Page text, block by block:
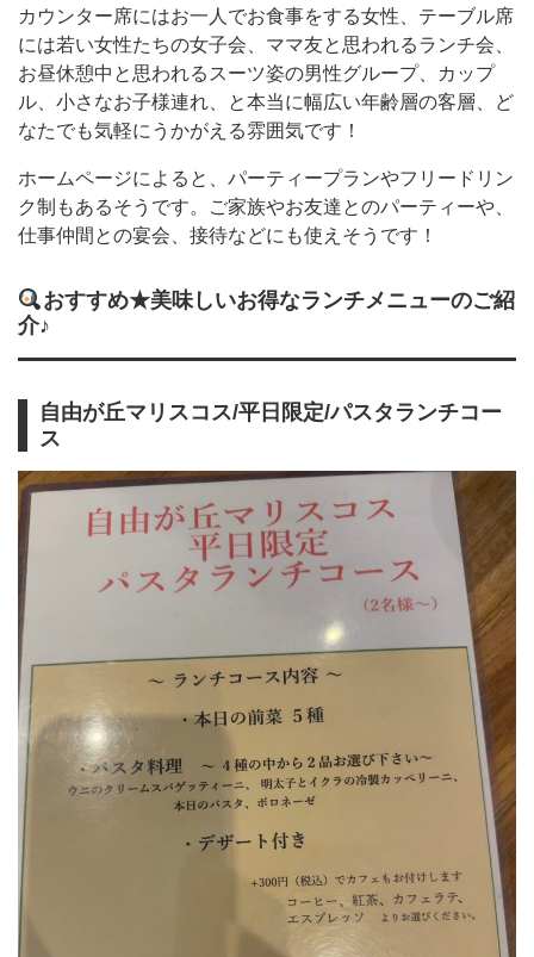
カウンター席にはお一人でお食事をする女性、テーブル席
には若い女性たちの女子会、ママ友と思われるランチ会、
お昼休憩中と思われるスーツ姿の男性グループ、カップ
ル、小さなお子様連れ、と本当に幅広い年齢層の客層、ど
なたでも気軽にうかがえる雰囲気です！
ホームページによると、パーティープランやフリードリン
ク制もあるそうです。ご家族やお友達とのパーティーや、
仕事仲間との宴会、接待などにも使えそうです！
おすすめ★美味しいお得なランチメニューのご紹
介♪
自由が丘マリスコス/平日限定/パスタランチコー
ス